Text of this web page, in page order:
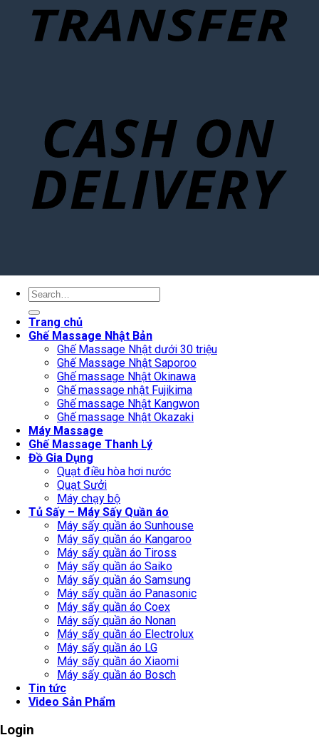
Search
Trang chủ
Ghế Massage Nhật Bản
Ghế Massage Nhật dưới 30 triệu
Ghế Massage Nhật Saporoo
Ghế massage Nhật Okinawa
Ghế massage nhật Fujikima
Ghế massage Nhật Kangwon
Ghế massage Nhật Okazaki
Máy Massage
Ghế Massage Thanh Lý
Đồ Gia Dụng
Quạt điều hòa hơi nước
Quạt Sưởi
Máy chạy bộ
Tủ Sấy – Máy Sấy Quần áo
Máy sấy quần áo Sunhouse
Máy sấy quần áo Kangaroo
Máy sấy quần áo Tiross
Máy sấy quần áo Saiko
Máy sấy quần áo Samsung
Máy sấy quần áo Panasonic
Máy sấy quần áo Coex
Máy sấy quần áo Nonan
Máy sấy quần áo Electrolux
Máy sấy quần áo LG
Máy sấy quần áo Xiaomi
Máy sấy quần áo Bosch
Tin tức
Video Sản Phẩm
Login